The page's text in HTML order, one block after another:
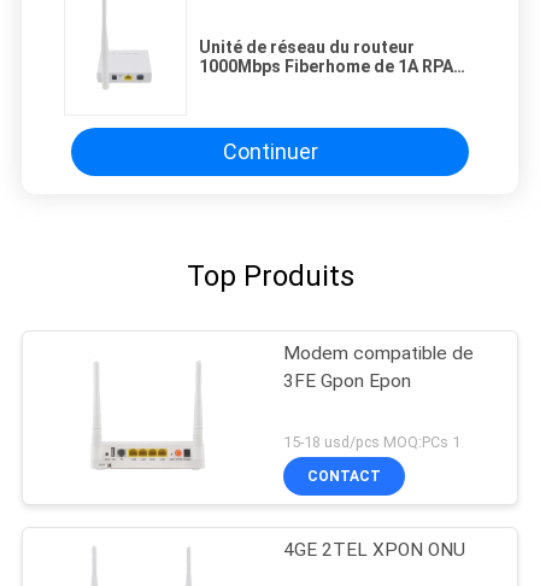
Unité de réseau du routeur
1000Mbps Fiberhome de 1A RPA
Continuer
Top Produits
Modem compatible de
3FE Gpon Epon
15-18 usd/pcs MOQ:PCs 1
CONTACT
4GE 2TEL XPON ONU